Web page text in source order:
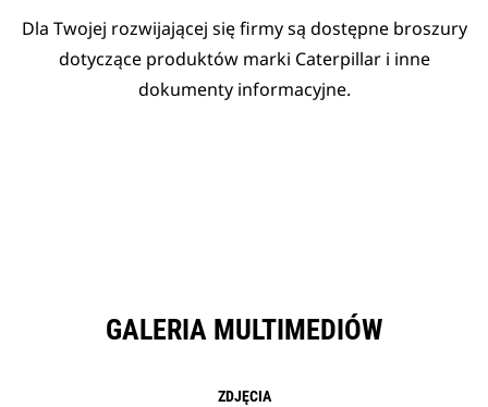
Dla Twojej rozwijającej się firmy są dostępne broszury
dotyczące produktów marki Caterpillar i inne
dokumenty informacyjne.
GALERIA MULTIMEDIÓW
ZDJĘCIA